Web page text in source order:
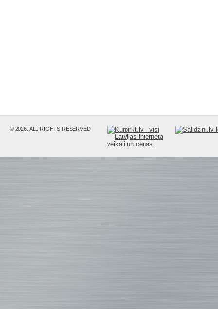
© 2026. ALL RIGHTS RESERVED